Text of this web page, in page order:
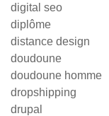
digital seo
diplôme
distance design
doudoune
doudoune homme
dropshipping
drupal